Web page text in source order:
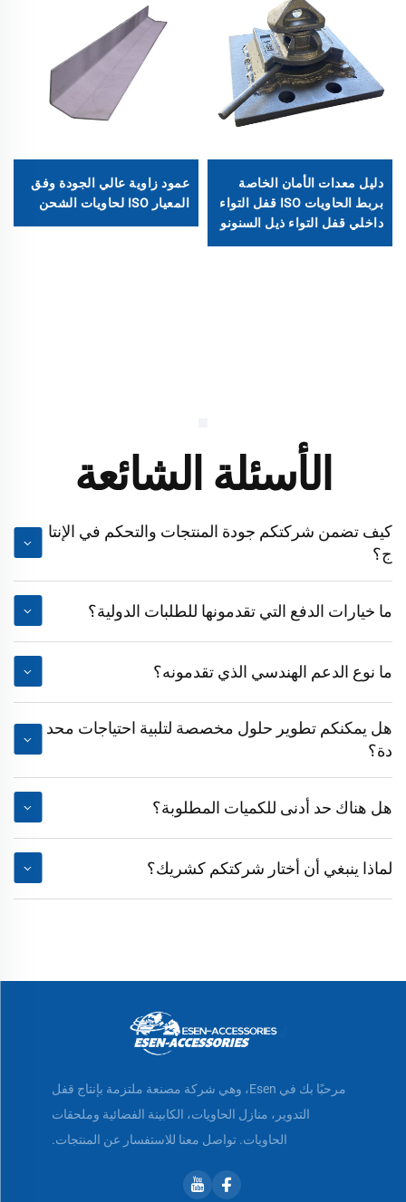
دليل معدات الأمان الخاصة
بربط الحاويات ISO قفل التواء
داخلي قفل التواء ذيل السنونو
عمود زاوية عالي الجودة وفق
المعيار ISO لحاويات الشحن
الأسئلة الشائعة
كيف تضمن شركتكم جودة المنتجات والتحكم في الإنتا
ج؟
ما خيارات الدفع التي تقدمونها للطلبات الدولية؟
ما نوع الدعم الهندسي الذي تقدمونه؟
هل يمكنكم تطوير حلول مخصصة لتلبية احتياجات محد
دة؟
هل هناك حد أدنى للكميات المطلوبة؟
لماذا ينبغي أن أختار شركتكم كشريك؟
مرحبًا بك في Esen، وهي شركة مصنعة ملتزمة بإنتاج قفل
التدوير، منازل الحاويات، الكابينة الفضائية وملحقات
الحاويات. تواصل معنا للاستفسار عن المنتجات.